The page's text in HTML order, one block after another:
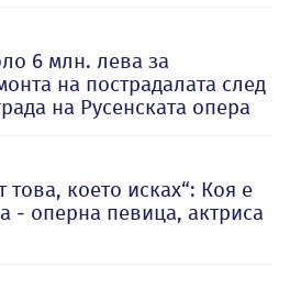
6 млн. лева за
на пострадалата след
на Русенската опера
това, което исках“: Коя е
- оперна певица, актриса